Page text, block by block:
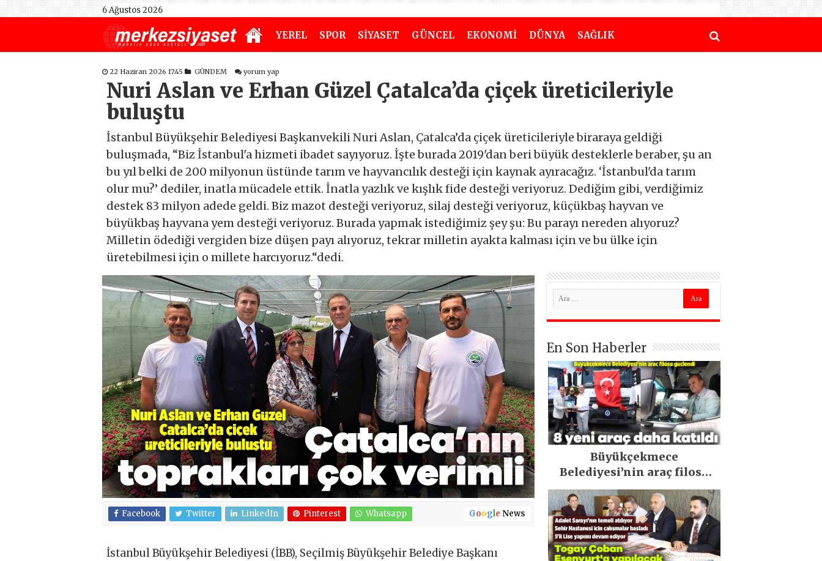
6 Ağustos 2026
YEREL SPOR SİYASET GÜNCEL EKONOMİ DÜNYA SAĞLIK
22 Haziran 2026 17:45 GÜNDEM yorum yap
Nuri Aslan ve Erhan Güzel Çatalca’da çiçek üreticileriyle
buluştu
İstanbul Büyükşehir Belediyesi Başkanvekili Nuri Aslan, Çatalca’da çiçek üreticileriyle biraraya geldiği
buluşmada, “Biz İstanbul'a hizmeti ibadet sayıyoruz. İşte burada 2019'dan beri büyük desteklerle beraber, şu an
bu yıl belki de 200 milyonun üstünde tarım ve hayvancılık desteği için kaynak ayıracağız. ‘İstanbul'da tarım
olur mu?’ dediler, inatla mücadele ettik. İnatla yazlık ve kışlık fide desteği veriyoruz. Dediğim gibi, verdiğimiz
destek 83 milyon adede geldi. Biz mazot desteği veriyoruz, silaj desteği veriyoruz, küçükbaş hayvan ve
büyükbaş hayvana yem desteği veriyoruz. Burada yapmak istediğimiz şey şu: Bu parayı nereden alıyoruz?
Milletin ödediği vergiden bize düşen payı alıyoruz, tekrar milletin ayakta kalması için ve bu ülke için
üretebilmesi için o millete harcıyoruz.“dedi.
Facebook Twitter LinkedIn Pinterest Whatsapp Google News
İstanbul Büyükşehir Belediyesi (İBB), Seçilmiş Büyükşehir Belediye Başkanı
En Son Haberler
Büyükçekmece
Belediyesi’nin araç filosu
güçlendi